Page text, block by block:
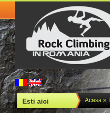
Esti aici Acasa»